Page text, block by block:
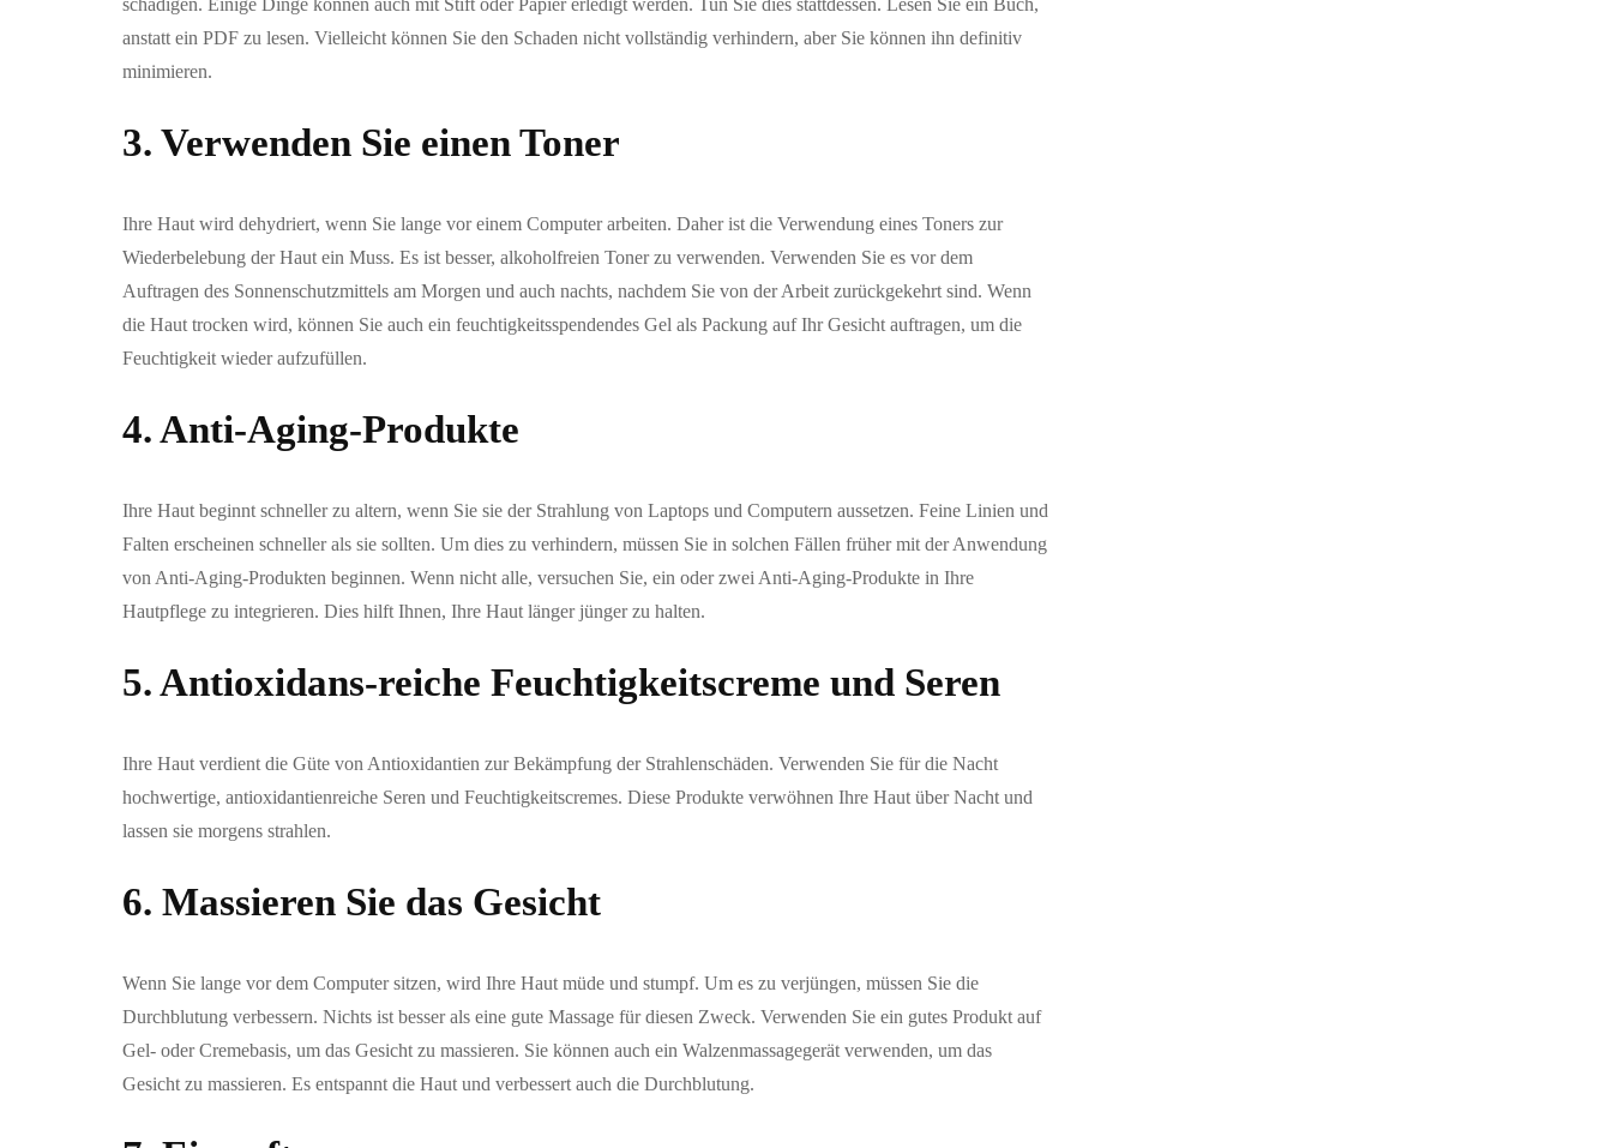
anstatt ein PDF zu lesen. Vielleicht können Sie den Schaden nicht vollständig verhindern, aber Sie können ihn definitiv
minimieren.
3. Verwenden Sie einen Toner
Ihre Haut wird dehydriert, wenn Sie lange vor einem Computer arbeiten. Daher ist die Verwendung eines Toners zur
Wiederbelebung der Haut ein Muss. Es ist besser, alkoholfreien Toner zu verwenden. Verwenden Sie es vor dem
Auftragen des Sonnenschutzmittels am Morgen und auch nachts, nachdem Sie von der Arbeit zurückgekehrt sind. Wenn
die Haut trocken wird, können Sie auch ein feuchtigkeitsspendendes Gel als Packung auf Ihr Gesicht auftragen, um die
Feuchtigkeit wieder aufzufüllen.
4. Anti-Aging-Produkte
Ihre Haut beginnt schneller zu altern, wenn Sie sie der Strahlung von Laptops und Computern aussetzen. Feine Linien und
Falten erscheinen schneller als sie sollten. Um dies zu verhindern, müssen Sie in solchen Fällen früher mit der Anwendung
von Anti-Aging-Produkten beginnen. Wenn nicht alle, versuchen Sie, ein oder zwei Anti-Aging-Produkte in Ihre
Hautpflege zu integrieren. Dies hilft Ihnen, Ihre Haut länger jünger zu halten.
5. Antioxidans-reiche Feuchtigkeitscreme und Seren
Ihre Haut verdient die Güte von Antioxidantien zur Bekämpfung der Strahlenschäden. Verwenden Sie für die Nacht
hochwertige, antioxidantienreiche Seren und Feuchtigkeitscremes. Diese Produkte verwöhnen Ihre Haut über Nacht und
lassen sie morgens strahlen.
6. Massieren Sie das Gesicht
Wenn Sie lange vor dem Computer sitzen, wird Ihre Haut müde und stumpf. Um es zu verjüngen, müssen Sie die
Durchblutung verbessern. Nichts ist besser als eine gute Massage für diesen Zweck. Verwenden Sie ein gutes Produkt auf
Gel- oder Cremebasis, um das Gesicht zu massieren. Sie können auch ein Walzenmassagegerät verwenden, um das
Gesicht zu massieren. Es entspannt die Haut und verbessert auch die Durchblutung.